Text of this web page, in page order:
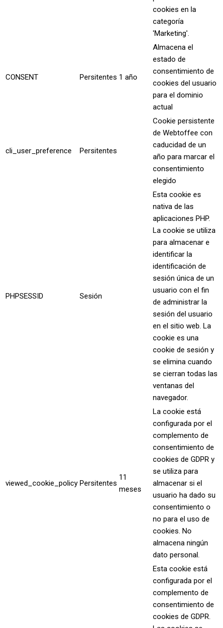
cookies en la
categoría
'Marketing'.
CONSENT Persitentes 1 año
Almacena el
estado de
consentimiento de
cookies del usuario
para el dominio
actual
cli_user_preference Persitentes
Cookie persistente
de Webtoffee con
caducidad de un
año para marcar el
consentimiento
elegido
PHPSESSID Sesión
Esta cookie es
nativa de las
aplicaciones PHP.
La cookie se utiliza
para almacenar e
identificar la
identificación de
sesión única de un
usuario con el fin
de administrar la
sesión del usuario
en el sitio web. La
cookie es una
cookie de sesión y
se elimina cuando
se cierran todas las
ventanas del
navegador.
viewed_cookie_policy Persitentes
11
meses
La cookie está
configurada por el
complemento de
consentimiento de
cookies de GDPR y
se utiliza para
almacenar si el
usuario ha dado su
consentimiento o
no para el uso de
cookies. No
almacena ningún
dato personal.
Esta cookie está
configurada por el
complemento de
consentimiento de
cookies de GDPR.